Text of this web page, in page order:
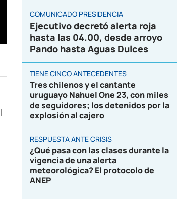
COMUNICADO PRESIDENCIA
Ejecutivo decretó alerta roja
hasta las 04.00, desde arroyo
Pando hasta Aguas Dulces
TIENE CINCO ANTECEDENTES
Tres chilenos y el cantante
uruguayo Nahuel One 23, con miles
de seguidores; los detenidos por la
explosión al cajero
RESPUESTA ANTE CRISIS
¿Qué pasa con las clases durante la
vigencia de una alerta
meteorológica? El protocolo de
ANEP